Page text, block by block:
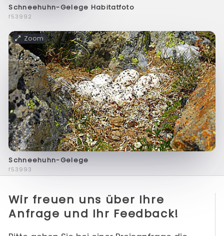
Schneehuhn-Gelege Habitatfoto
f53992
Zoom
Schneehuhn-Gelege
f53993
Wir freuen uns über Ihre
Anfrage und Ihr Feedback!